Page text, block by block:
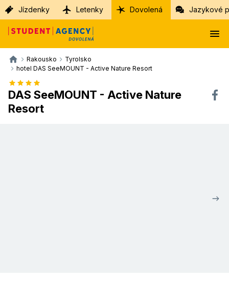
Jízdenky Letenky Dovolená Jazykové
Rakousko
Tyrolsko
hotel DAS SeeMOUNT - Active Nature Resort
DAS SeeMOUNT - Active Nature
Resort